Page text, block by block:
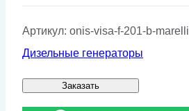
Артикул: onis-visa-f-201-b-marelli
Дизельные генераторы
Заказать